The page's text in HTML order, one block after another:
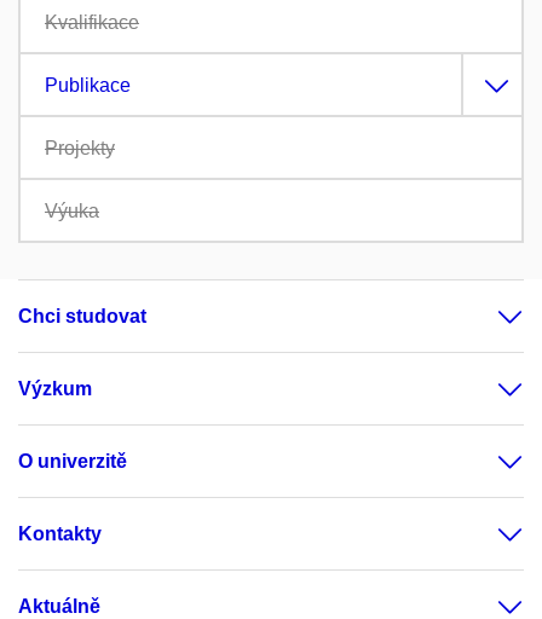
Kvalifikace
Publikace
Projekty
Výuka
Chci studovat
Výzkum
O univerzitě
Kontakty
Aktuálně